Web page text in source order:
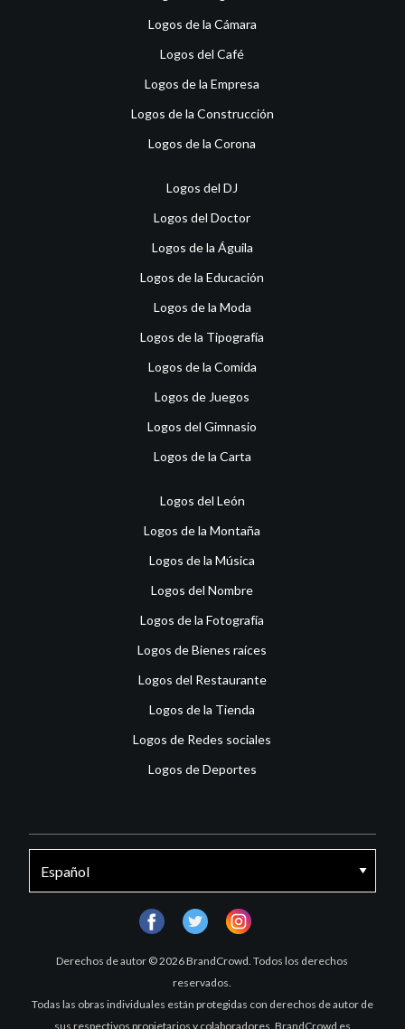
Logos de la Cámara
Logos del Café
Logos de la Empresa
Logos de la Construcción
Logos de la Corona
Logos del DJ
Logos del Doctor
Logos de la Águila
Logos de la Educación
Logos de la Moda
Logos de la Tipografía
Logos de la Comida
Logos de Juegos
Logos del Gimnasio
Logos de la Carta
Logos del León
Logos de la Montaña
Logos de la Música
Logos del Nombre
Logos de la Fotografía
Logos de Bienes raíces
Logos del Restaurante
Logos de la Tienda
Logos de Redes sociales
Logos de Deportes
Derechos de autor © 2026 BrandCrowd. Todos los derechos
reservados.
Todas las obras individuales están protegidas con derechos de autor de
sus respectivos propietarios y colaboradores. BrandCrowd es
facebooktwitter instagram